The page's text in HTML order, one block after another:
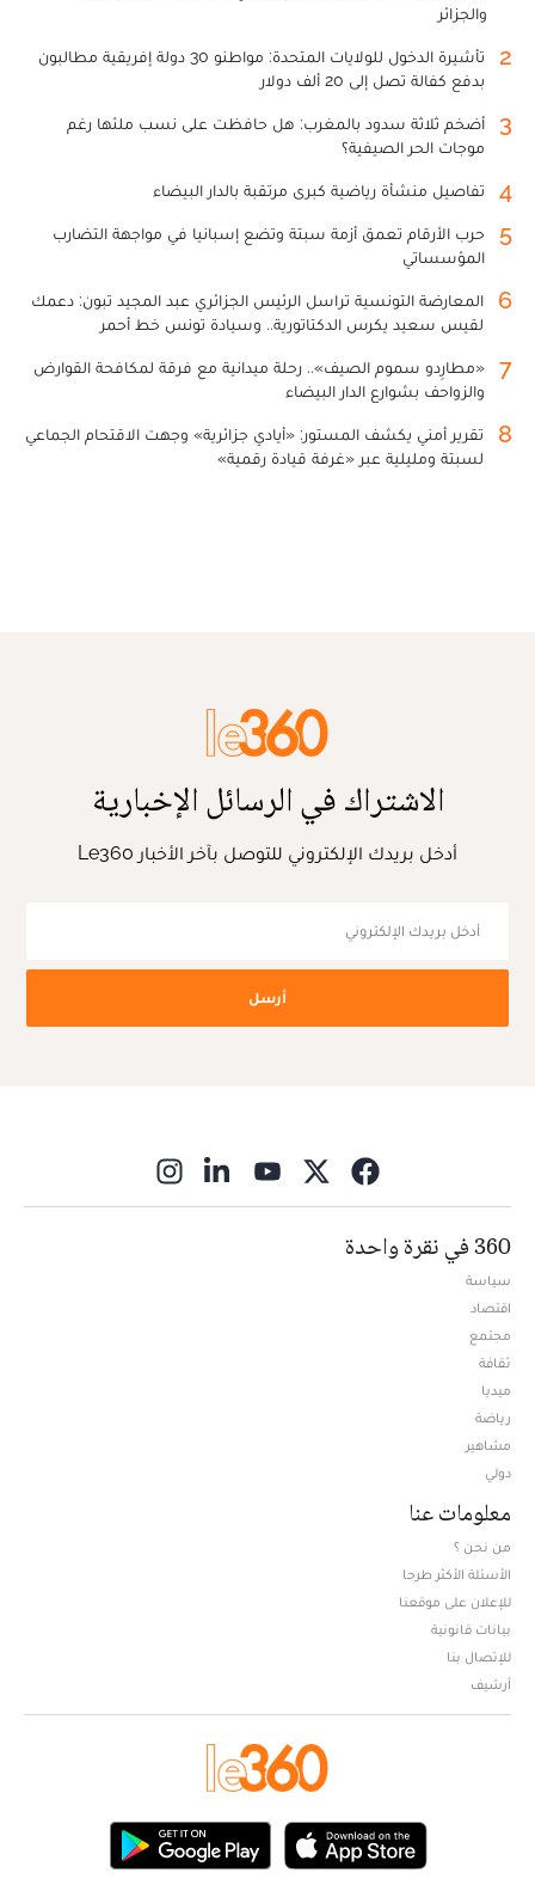
والجزائر
2
تأشيرة الدخول للولايات المتحدة: مواطنو 30 دولة إفريقية مطالبون
بدفع كفالة تصل إلى 20 ألف دولار
3
أضخم ثلاثة سدود بالمغرب: هل حافظت على نسب ملئها رغم
موجات الحر الصيفية؟
4 تفاصيل منشأة رياضية كبرى مرتقبة بالدار البيضاء
5
حرب الأرقام تعمق أزمة سبتة وتضع إسبانيا في مواجهة التضارب
المؤسساتي
6
المعارضة التونسية تراسل الرئيس الجزائري عبد المجيد تبون: دعمك
لقيس سعيد يكرس الدكتاتورية.. وسيادة تونس خط أحمر
7
«مطارِدو سموم الصيف».. رحلة ميدانية مع فرقة لمكافحة القوارض
والزواحف بشوارع الدار البيضاء
8
تقرير أمني يكشف المستور: «أيادي جزائرية» وجهت الاقتحام الجماعي
لسبتة ومليلية عبر «غرفة قيادة رقمية»
الاشتراك في الرسائل الإخبارية
أدخل بريدك الإلكتروني للتوصل بآخر الأخبار Le360
أرسل
360 في نقرة واحدة
سياسة
اقتصاد
مجتمع
ثقافة
ميديا
رياضة
مشاهير
دولي
معلومات عنا
من نحن ؟
الأسئلة الأكثر طرحا
للإعلان على موقعنا
بيانات قانونية
للإتصال بنا
أرشيف